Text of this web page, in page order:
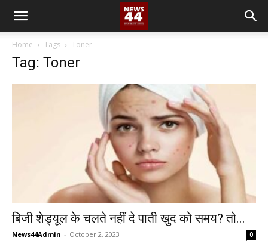
Home Tags Toner
Tag: Toner
बिजी शेड्यूल के चलते नहीं दे पाती खुद को समय? तो...
News44Admin - October 2, 2023 0